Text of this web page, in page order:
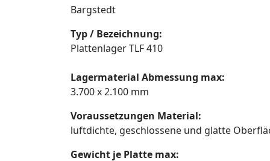
Bargstedt
Typ / Bezeichnung:
Plattenlager TLF 410
Lagermaterial Abmessung max:
3.700 x 2.100 mm
Voraussetzungen Material:
luftdichte, geschlossene und glatte
Gewicht je Platte max: